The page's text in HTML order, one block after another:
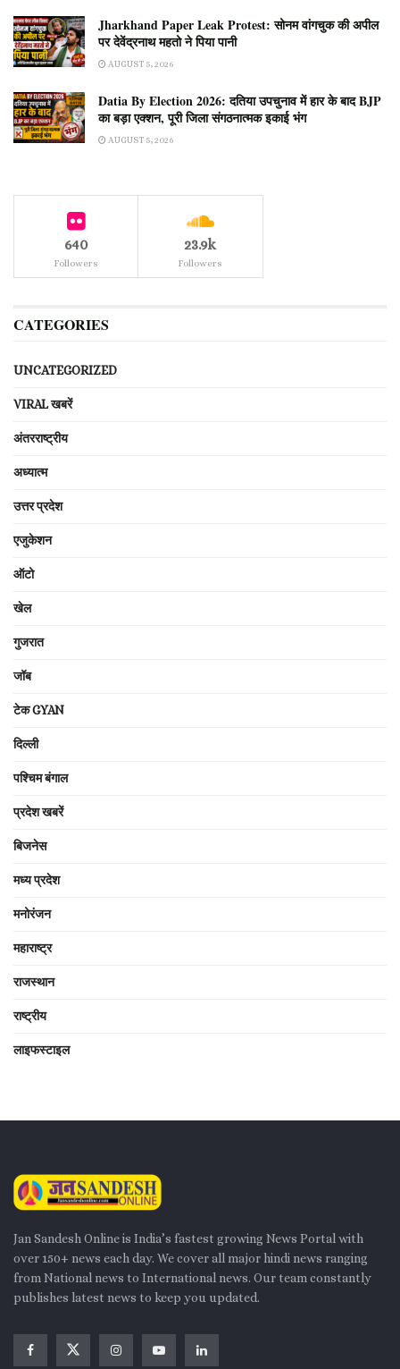
Jharkhand Paper Leak Protest: सोनम वांगचुक की अपील
पर देवेंद्रनाथ महतो ने पिया पानी
AUGUST 5, 2026
Datia By Election 2026: दतिया उपचुनाव में हार के बाद BJP
का बड़ा एक्शन, पूरी जिला संगठनात्मक इकाई भंग
AUGUST 5, 2026
640
Followers
23.9k
Followers
CATEGORIES
UNCATEGORIZED
VIRAL खबरें
अंतरराष्ट्रीय
अध्यात्म
उत्तर प्रदेश
एजुकेशन
ऑटो
खेल
गुजरात
जॉब
टेक GYAN
दिल्ली
पश्चिम बंगाल
प्रदेश खबरें
बिजनेस
मध्य प्रदेश
मनोरंजन
महाराष्ट्र
राजस्थान
राष्ट्रीय
लाइफस्टाइल
Jan Sandesh Online is India’s fastest growing News Portal with
over 150+ news each day. We cover all major hindi news ranging
from National news to International news. Our team constantly
publishes latest news to keep you updated.